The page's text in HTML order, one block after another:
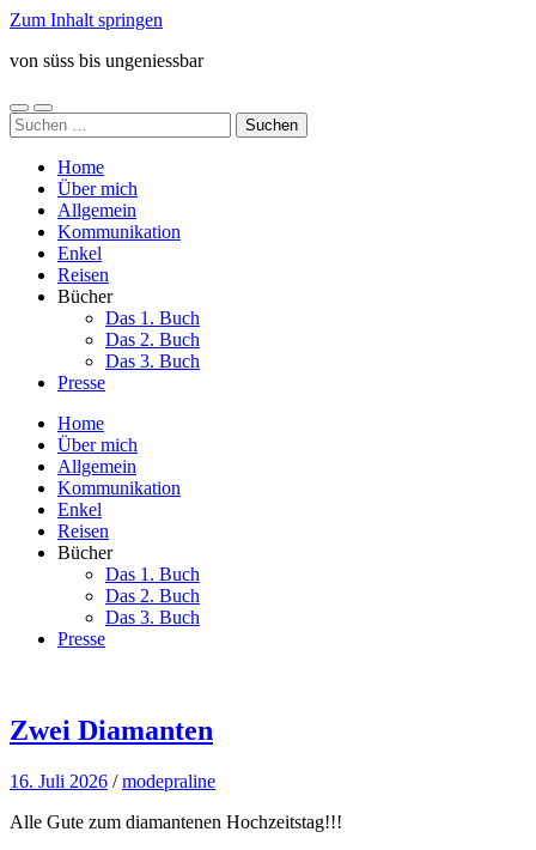
Zum Inhalt springen
von süss bis ungeniessbar
Mobile-
Menü
Suchfeld
ein-/ausblenden
Suchen
nach:
Home
Über mich
Allgemein
Kommunikation
Enkel
Reisen
Bücher
Das 1. Buch
Das 2. Buch
Das 3. Buch
Presse
Home
Über mich
Allgemein
Kommunikation
Enkel
Reisen
Bücher
Das 1. Buch
Das 2. Buch
Das 3. Buch
Presse
Zwei Diamanten
16. Juli 2026 /modepraline
Alle Gute zum diamantenen Hochzeitstag!!!